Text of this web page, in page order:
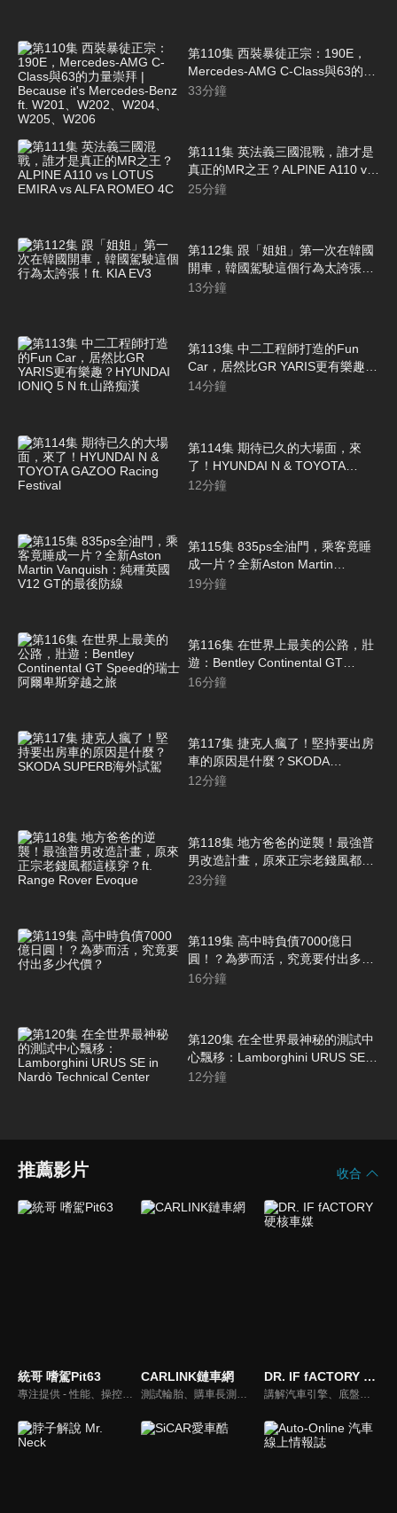
第110集 西裝暴徒正宗：190E，
Mercedes-AMG C-Class與63的力
量崇拜 | Because it's Mercedes-
33分鐘
第111集 英法義三國混戰，誰才是
真正的MR之王？ALPINE A110 vs
LOTUS EMIRA vs ALFA ROMEO
25分鐘
第112集 跟「姐姐」第一次在韓國
開車，韓國駕駛這個行為太誇張！
ft. KIA EV3
13分鐘
第113集 中二工程師打造的Fun
Car，居然比GR YARIS更有樂趣？
HYUNDAI IONIQ 5 N ft.山路痴漢
14分鐘
第114集 期待已久的大場面，來
了！HYUNDAI N & TOYOTA
GAZOO Racing Festival
12分鐘
第115集 835ps全油門，乘客竟睡
成一片？全新Aston Martin
Vanquish：純種英國V12 GT的最
19分鐘
第116集 在世界上最美的公路，壯
遊：Bentley Continental GT
Speed的瑞士阿爾卑斯穿越之旅
16分鐘
第117集 捷克人瘋了！堅持要出房
車的原因是什麼？SKODA
SUPERB海外試駕
12分鐘
第118集 地方爸爸的逆襲！最強普
男改造計畫，原來正宗老錢風都這
樣穿？ft. Range Rover Evoque
23分鐘
第119集 高中時負債7000億日
圓！？為夢而活，究竟要付出多少
代價？
16分鐘
第120集 在全世界最神秘的測試中
心飄移：Lamborghini URUS SE in
Nardò Technical Center
12分鐘
推薦影片 收合
統哥 嗜駕Pit63 CARLINK鏈車網 DR. IF fACTORY 硬核車媒